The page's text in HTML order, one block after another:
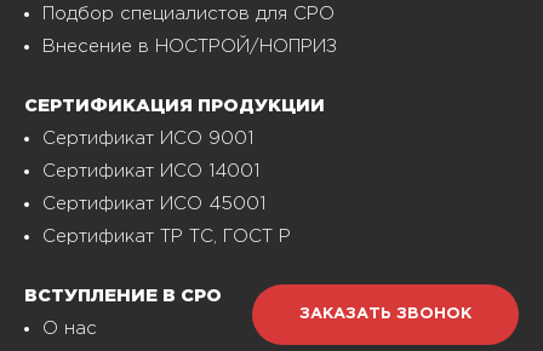
Подбор специалистов для СРО
Внесение в НОСТРОЙ/НОПРИЗ
СЕРТИФИКАЦИЯ ПРОДУКЦИИ
Сертификат ИСО 9001
Сертификат ИСО 14001
Сертификат ИСО 45001
Сертификат ТР ТС, ГОСТ Р
ВСТУПЛЕНИЕ В СРО
О нас
ЗАКАЗАТЬ ЗВОНОК